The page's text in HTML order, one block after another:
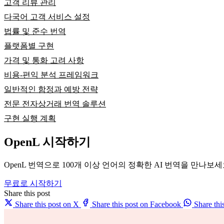
고객 리뷰 관리
다국어 고객 서비스 설정
법률 및 준수 번역
플랫폼별 구현
가격 및 통화 고려 사항
비용-편익 분석 프레임워크
일반적인 함정과 예방 전략
전문 전자상거래 번역 솔루션
구현 실행 계획
OpenL 시작하기
OpenL 번역으로 100개 이상 언어의 정확한 AI 번역을 만나보세
무료로 시작하기
Share this post
Share this post on X
Share this post on Facebook Share